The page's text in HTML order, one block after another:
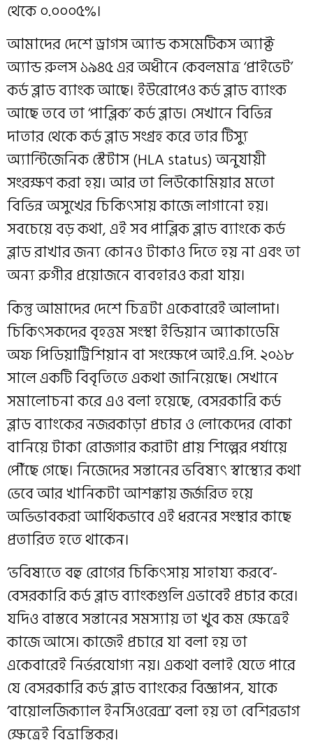
থেকে ০.০০০৫%।
আমাদের দেশে ড্রাগস অ্যান্ড কসমেটিকস অ্যাক্ট
অ্যান্ড রুলস ১৯৪৫ এর অধীনে কেবলমাত্র ‘প্রাইভেট’
কর্ড ব্লাড ব্যাংক আছে। ইউরোপেও কর্ড ব্লাড ব্যাংক
আছে তবে তা ‘পাব্লিক’ কর্ড ব্লাড। সেখানে বিভিন্ন
দাতার থেকে কর্ড ব্লাড সংগ্রহ করে তার টিস্যু
অ্যান্টিজেনিক স্টেটাস (HLA status) অনুযায়ী
সংরক্ষণ করা হয়। আর তা লিউকোমিয়ার মতো
বিভিন্ন অসুখের চিকিৎসায় কাজে লাগানো হয়।
সবচেয়ে বড় কথা, এই সব পাব্লিক ব্লাড ব্যাংকে কর্ড
ব্লাড রাখার জন্য কোনও টাকাও দিতে হয় না এবং তা
অন্য রুগীর প্রয়োজনে ব্যবহারও করা যায়।
কিন্তু আমাদের দেশে চিত্রটা একেবারেই আলাদা।
চিকিৎসকদের বৃহত্তম সংস্থা ইন্ডিয়ান অ্যাকাডেমি
অফ পিডিয়াট্রিশিয়ান বা সংক্ষেপে আই.এ.পি. ২০১৮
সালে একটি বিবৃতিতে একথা জানিয়েছে। সেখানে
সমালোচনা করে এও বলা হয়েছে, বেসরকারি কর্ড
ব্লাড ব্যাংকের নজরকাড়া প্রচার ও লোকেদের বোকা
বানিয়ে টাকা রোজগার করাটা প্রায় শিল্পের পর্যায়ে
পৌঁছে গেছে। নিজেদের সন্তানের ভবিষ্যৎ স্বাস্থ্যের কথা
ভেবে আর খানিকটা আশঙ্কায় জর্জরিত হয়ে
অভিভাবকরা আর্থিকভাবে এই ধরনের সংস্থার কাছে
প্রতারিত হতে থাকেন।
‘ভবিষ্যতে বহু রোগের চিকিৎসায় সাহায্য করবে’-
বেসরকারি কর্ড ব্লাড ব্যাংকগুলি এভাবেই প্রচার করে।
যদিও বাস্তবে সন্তানের সমস্যায় তা খুব কম ক্ষেত্রেই
কাজে আসে। কাজেই প্রচারে যা বলা হয় তা
একেবারেই নির্ভরযোগ্য নয়। একথা বলাই যেতে পারে
যে বেসরকারি কর্ড ব্লাড ব্যাংকের বিজ্ঞাপন, যাকে
‘বায়োলজিক্যাল ইনসিওরেন্স’ বলা হয় তা বেশিরভাগ
ক্ষেত্রেই বিভ্রান্তিকর।